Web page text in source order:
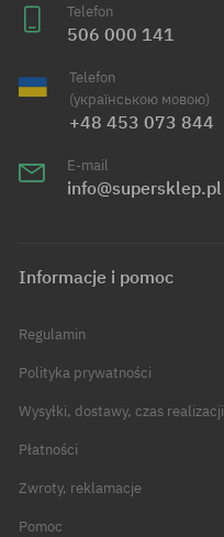
Telefon
506 000 141
Telefon
(українською мовою)
+48 453 073 844
E-mail
info@supersklep.pl
Informacje i pomoc
Regulamin
Polityka prywatności
Wysyłki, dostawy, czas realizacji
Płatności
Zwroty, reklamacje
Pomoc